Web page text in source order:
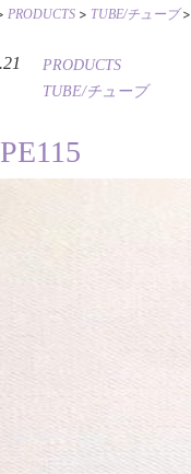
PRODUCTS > TUBE/チューブ>
PRODUCTS
TUBE/チューブ